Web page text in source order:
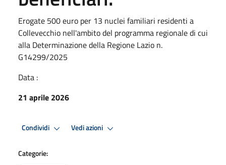
Erogate 500 euro per 13 nuclei familiari residenti a
Collevecchio nell'ambito del programma regionale di cui
alla Determinazione della Regione Lazio n.
G14299/2025
Data :
21 aprile 2026
Condividi Vedi azioni
Categorie: